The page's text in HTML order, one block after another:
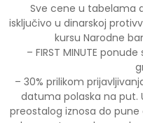
Sve cene u tabelama
isključivo u dinarskoj
kursu Narodne
– FIRST MINUTE
– 30% prilikom
datuma polaska na put.
preostalog iznosa do